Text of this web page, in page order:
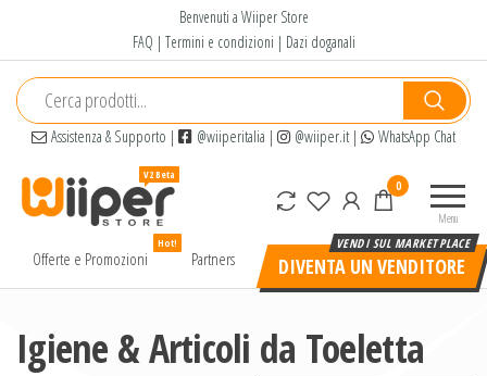
contenuto
Benvenuti a Wiiper Store
FAQ | Termini e condizioni | Dazi doganali
Assistenza & Supporto | @wiiperitalia | @wiiper.it| WhatsApp Chat
alta
prezzo
Menu
0
Offerte e Promozioni
Hot!
Partners DIVENTA UN VENDITORE
Igiene & Articoli da Toeletta